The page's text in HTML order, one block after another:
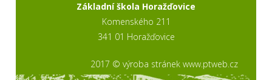
Základní škola Horažďovice
Komenského 211
341 01 Horažďovice
2017 © výroba stránek www.ptweb.cz